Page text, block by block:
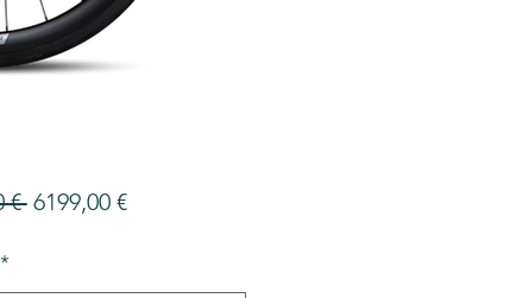
€ Precio
6199,00 €Precio
*